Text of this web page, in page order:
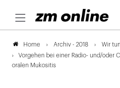
Home Archiv - 2018
Wir
Vorgehen bei einer Radio- und/oder
oralen Mukositis